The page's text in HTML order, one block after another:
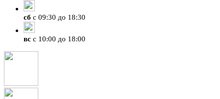
сб с 09:30 до 18:30
вс с 10:00 до 18:00